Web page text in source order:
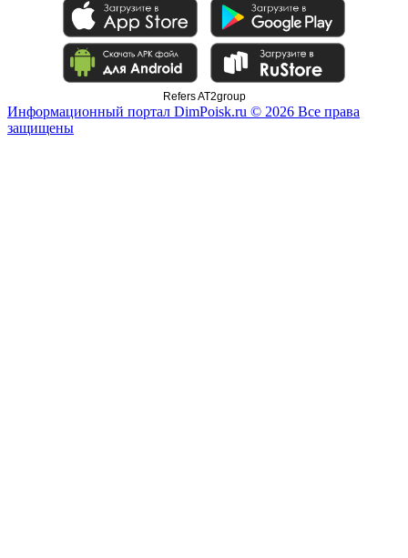
Refers AT2group
Информационный портал DimPoisk.ru © 2026 Все права
защищены